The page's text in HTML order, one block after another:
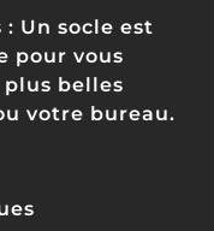
: Un socle est
pour vous
plus belles
votre bureau.